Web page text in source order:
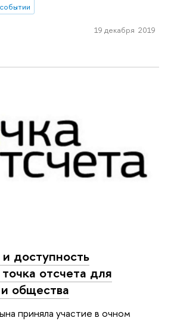
19 декабря 2019
доступность
отсчета для
общества
приняла участие в очном